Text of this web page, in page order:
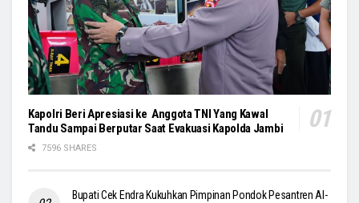
Kapolri Beri Apresiasi ke Anggota TNI Yang Kawal
Tandu Sampai Berputar Saat Evakuasi Kapolda Jambi
7596 SHARES
Bupati Cek Endra Kukuhkan Pimpinan Pondok Pesantren Al-